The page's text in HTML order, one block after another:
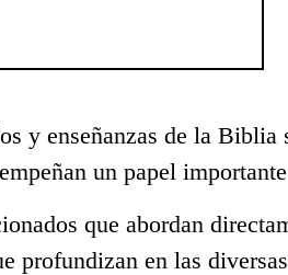
y enseñanzas de la Biblia
un papel
que abordan
profundizan en las